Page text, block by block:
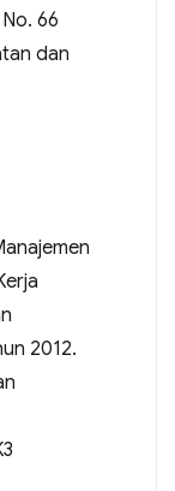
66
dan
2012.